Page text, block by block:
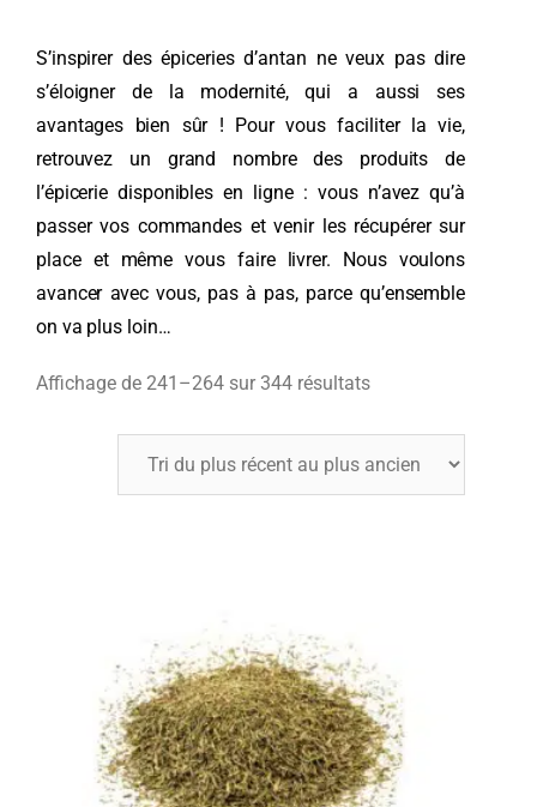
S’inspirer des épiceries d’antan ne veux pas dire
s’éloigner de la modernité, qui a aussi ses
avantages bien sûr ! Pour vous faciliter la vie,
retrouvez un grand nombre des produits de
l’épicerie disponibles en ligne : vous n’avez qu’à
passer vos commandes et venir les récupérer sur
place et même vous faire livrer. Nous voulons
avancer avec vous, pas à pas, parce qu’ensemble
on va plus loin…
Affichage de 241–264 sur 344 résultats